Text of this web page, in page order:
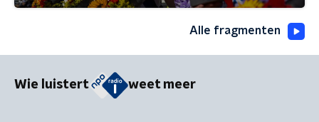
Alle fragmenten
Wie luistert weet meer